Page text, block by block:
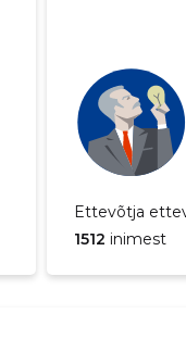
Ettevõtja
1512 inimest